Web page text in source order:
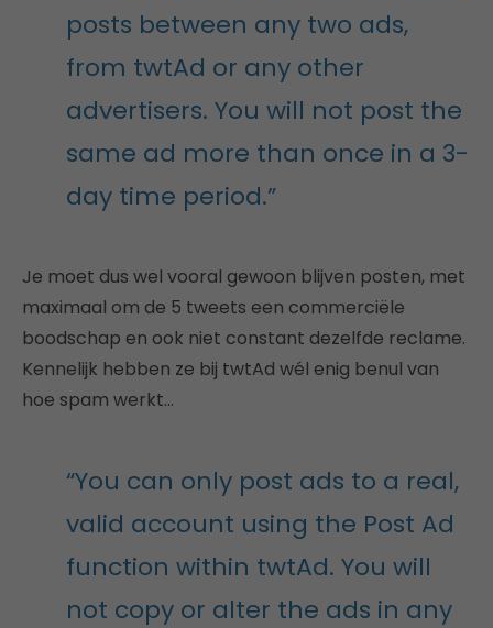
posts between any two ads,
from twtAd or any other
advertisers. You will not post the
same ad more than once in a 3-
day time period.”
Je moet dus wel vooral gewoon blijven posten, met
maximaal om de 5 tweets een commerciële
boodschap en ook niet constant dezelfde reclame.
Kennelijk hebben ze bij twtAd wél enig benul van
hoe spam werkt…
“You can only post ads to a real,
valid account using the Post Ad
function within twtAd. You will
not copy or alter the ads in any